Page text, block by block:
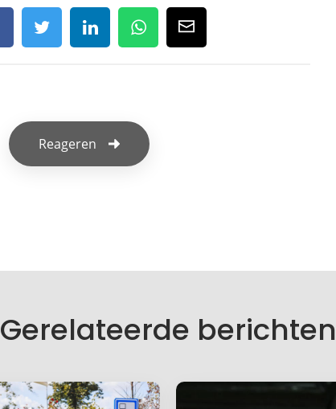
Reageren
Gerelateerde berichten